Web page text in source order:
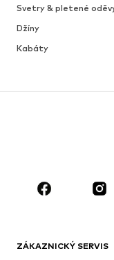
Svetry & pletené
Džíny
Kabáty
Doplňky
Nové
ZÁKAZNICKÝ SERVIS